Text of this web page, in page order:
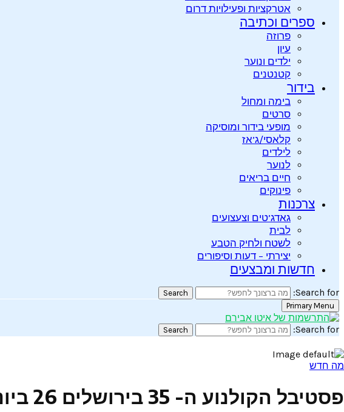
אטרקציות ופעילויות דרום
ספרים וכתיבה
פרוזה
עיון
ילדים ונוער
קטנטנים
בידור
בימה ומחול
סרטים
מופעי בידור ומוסיקה
קלאסי/ג’אז
לילדים
לנוער
חיים בריאים
פינוקים
צרכנות
גאדג’טים וצעצועים
לבית
לשטח ולחיק הטבע
יצירתי – דעות וסיפורים
חדשות ומבצעים
Search for:
Search
Primary Menu
Search for:
Search
מה חדש
פסטיבל הקולנוע ה- 35 בירושלים 26 ביוני עד 5 באוגוסט: כל הסרטים.